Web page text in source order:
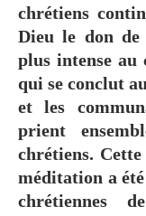
chrétiens
Dieu le don
plus intense au
qui se conclut
et les
prient
chrétiens.
méditation a
chrétiennes